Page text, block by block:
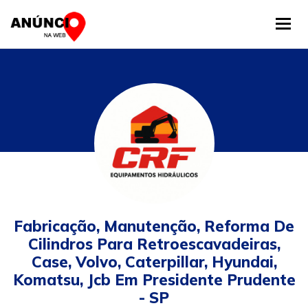
Fabricação, Manutenção, Reforma De
Cilindros Para Retroescavadeiras,
Case, Volvo, Caterpillar, Hyundai,
Komatsu, Jcb Em Presidente Prudente
- SP